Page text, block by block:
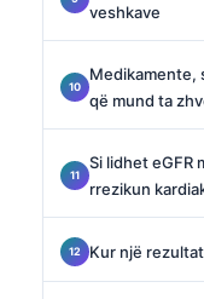
veshkave
Medikamente,
që mund ta
Si lidhet eGFR
rrezikun
Kur një